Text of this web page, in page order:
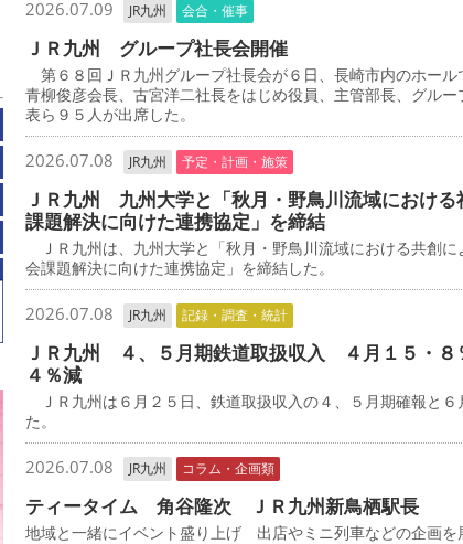
2026.07.09 JR九州 会合・催事
ＪＲ九州 グループ社長会開催
第６８回ＪＲ九州グループ社長会が６日、長崎市内のホール
青柳俊彦会長、古宮洋二社長をはじめ役員、主管部長、グルー
表ら９５人が出席した。
2026.07.08 JR九州 予定・計画・施策
ＪＲ九州 九州大学と「秋月・野鳥川流域における
課題解決に向けた連携協定」を締結
ＪＲ九州は、九州大学と「秋月・野鳥川流域における共創に
会課題解決に向けた連携協定」を締結した。
2026.07.08 JR九州 記録・調査・統計
ＪＲ九州 ４、５月期鉄道取扱収入 ４月１５・８
４％減
ＪＲ九州は６月２５日、鉄道取扱収入の４、５月期確報と６
た。
2026.07.08 JR九州 コラム・企画類
ティータイム 角谷隆次 ＪＲ九州新鳥栖駅長
地域と一緒にイベント盛り上げ 出店やミニ列車などの企画を